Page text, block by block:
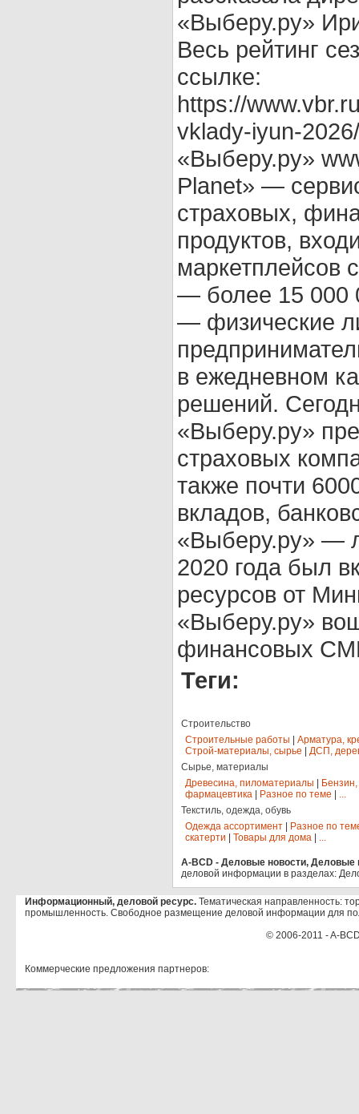
«Выберу.ру»
Весь рейтинг
ссылке:
https://
vklady-iyun-2026/
«Выберу.ру»
Planet» —
страховых,
продуктов,
маркетплейсов
— более 15 000
— физические
в ежедневном
решений.
«Выберу.ру»
страховых
также почти
вкладов,
«Выберу.ру» —
2020 года был
ресурсов от
«Выберу.ру»
финансовых
Теги:
Строительство
Строительные работы
Арматура,
Строй-материалы, сырье
ДСП,
Сырье, материалы
Древесина, пиломатериалы
фармацевтика
Разное по теме
...
Текстиль, одежда, обувь
Одежда ассортимент
Разное по
скатерти
Товары для дома ...
A-BCD - Деловые новости, Деловые
деловой информации в разделах:
Информационный, деловой ресурс. Тематическая направленность:
промышленность. Свободное размещение деловой информации для
© 2006-2011 - A-
Коммерческие предложения партнеров: